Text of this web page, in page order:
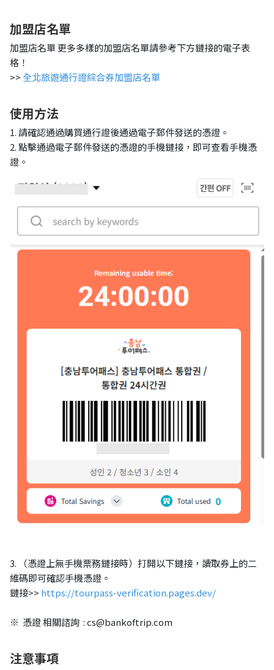
加盟店名單
加盟店名單 更多多樣的加盟店名單請參考下方鏈接的電子表
格！
>>全北旅遊通行證綜合券加盟店名單
使用方法
1. 請確認通過購買通行證後通過電子郵件發送的憑證。
2. 點擊通過電子郵件發送的憑證的手機鏈接，即可查看手機憑
證。
3. （憑證上無手機票務鏈接時）打開以下鏈接，讀取券上的二
維碼即可確認手機憑證。
鏈接>> https://tourpass-verification.pages.dev/
※ 憑證 相關諮詢 : cs@bankoftrip.com
注意事項